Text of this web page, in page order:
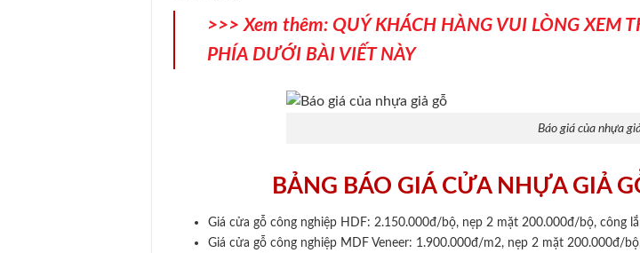
>>> Xem thêm: QUÝ KHÁCH HÀNG VUI LÒNG XEM
PHÍA DƯỚI BÀI VIẾT NÀY
Báo giá của nhựa
BẢNG BÁO GIÁ CỬA NHỰA GIẢ
Giá cửa gỗ công nghiệp HDF: 2.150.000đ/bộ, nẹp 2 mặt 200.000đ/bộ, công
Giá cửa gỗ công nghiệp MDF Veneer: 1.900.000đ/m2, nẹp 2 mặt 200.000đ/